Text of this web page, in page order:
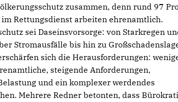
zusammen, denn rund 97
im Rettungsdienst arbeiten ehrenamtlich.
sei Daseinsvorsorge: von Starkregen
Stromausfälle bis hin zu
sich die Herausforderungen:
steigende Anforderungen,
und ein komplexer werdendes
Mehrere Redner betonten, dass